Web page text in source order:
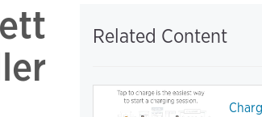
Related Content